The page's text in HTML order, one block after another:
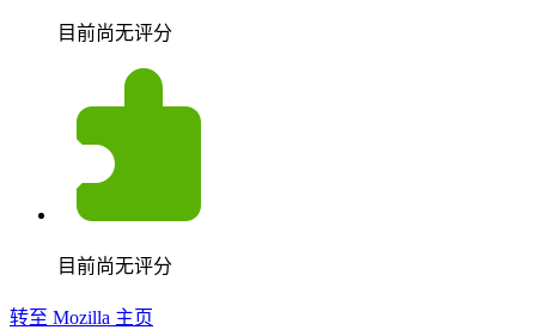
目前尚无评分
目前尚无评分
转至 Mozilla 主页